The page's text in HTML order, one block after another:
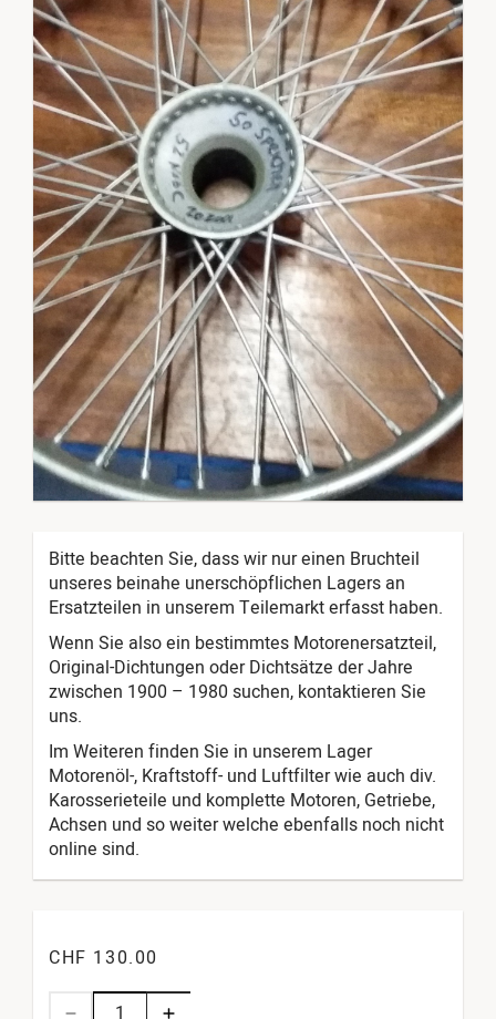
Bitte beachten Sie, dass wir nur einen Bruchteil
unseres beinahe unerschöpflichen Lagers an
Ersatzteilen in unserem Teilemarkt erfasst haben.
Wenn Sie also ein bestimmtes Motorenersatzteil,
Original-Dichtungen oder Dichtsätze der Jahre
zwischen 1900 – 1980 suchen, kontaktieren Sie
uns.
Im Weiteren finden Sie in unserem Lager
Motorenöl-, Kraftstoff- und Luftfilter wie auch div.
Karosserieteile und komplette Motoren, Getriebe,
Achsen und so weiter welche ebenfalls noch nicht
online sind.
CHF 130.00